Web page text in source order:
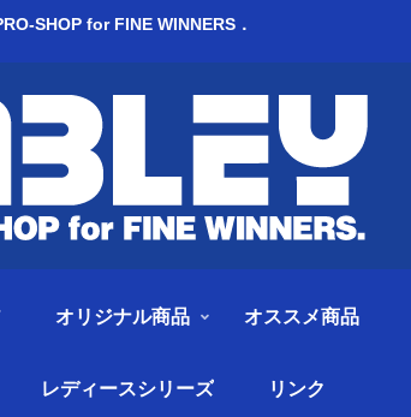
SHOP for FINE WINNERS．
オリジナル商品 オススメ商品
レディースシリーズ リンク